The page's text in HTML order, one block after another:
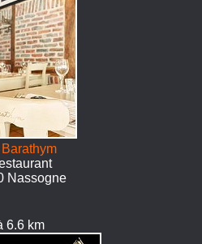
Barathym
Nassogne
6.6 km